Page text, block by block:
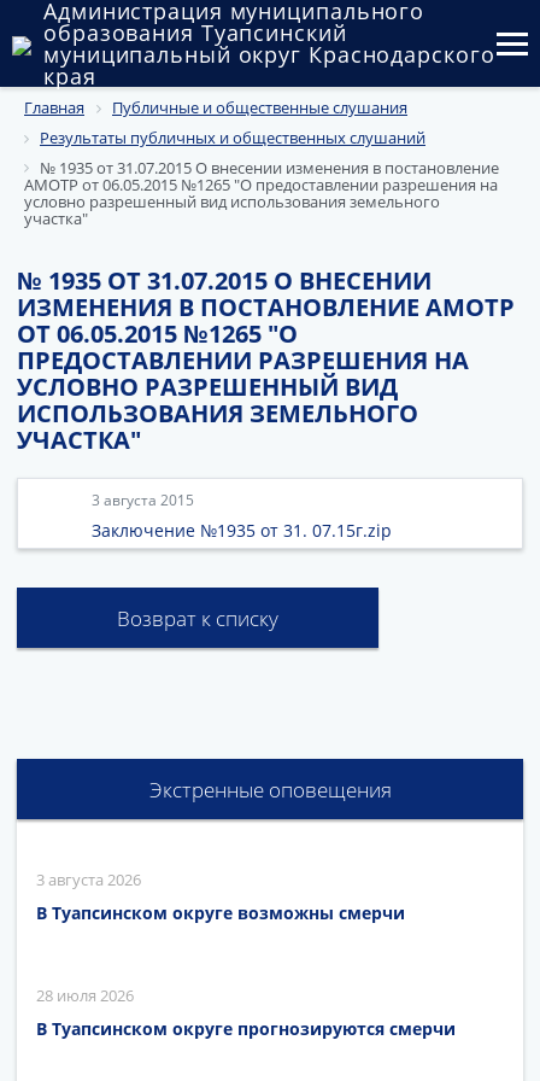
Администрация муниципального
образования Туапсинский
муниципальный округ Краснодарского
края
Округ
Администрация
Муниципальные закупки
Государственный и муниципальный контроль
Муниципальное имущество
Публичные слушания и общественные обсуждения
Документы
Главная
Публичные и общественные слушания
Результаты публичных и общественных слушаний
№ 1935 от 31.07.2015 О внесении изменения в постановление
АМОТР от 06.05.2015 №1265 "О предоставлении разрешения на
условно разрешенный вид использования земельного
участка"
№ 1935 ОТ 31.07.2015 О ВНЕСЕНИИ
ИЗМЕНЕНИЯ В ПОСТАНОВЛЕНИЕ АМОТР
ОТ 06.05.2015 №1265 "О
ПРЕДОСТАВЛЕНИИ РАЗРЕШЕНИЯ НА
УСЛОВНО РАЗРЕШЕННЫЙ ВИД
ИСПОЛЬЗОВАНИЯ ЗЕМЕЛЬНОГО
УЧАСТКА"
3 августа 2015
Заключение №1935 от 31. 07.15г.zip
Возврат к списку
Экстренные оповещения
3 августа 2026
В Туапсинском округе возможны смерчи
28 июля 2026
В Туапсинском округе прогнозируются смерчи